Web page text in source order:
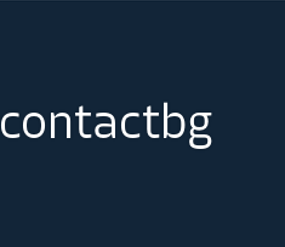
contactbg